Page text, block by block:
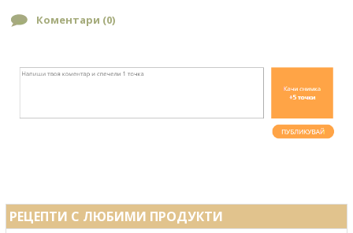
Коментари (0)
РЕЦЕПТИ С ЛЮБИМИ ПРОДУКТИ